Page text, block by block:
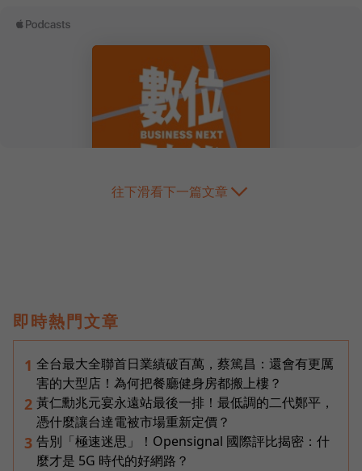
往下滑看下一篇文章
即時熱門文章
1 全台最大全聯首日業績破百萬，蔡篤昌：還會有更厲
害的大型店！為何把餐廳健身房都搬上樓？
2 黃仁勳兆元宴永遠站最後一排！最低調的二代鄭平，
憑什麼讓台達電被市場重新定價？
3 告別「極速迷思」！Opensignal 國際評比揭密：什
麼才是 5G 時代的好網路？